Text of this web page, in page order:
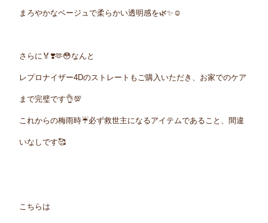
まろやかなベージュで柔らかい透明感を🌿✨☺️
さらに🏅❣️🫶😳なんと
レプロナイザー4Dのストレートもご購入いただき、お家でのケア
まで完璧です👌💯
これからの梅雨時☔️必ず救世主になるアイテムであること、間違
いなしです🥰
こちらは